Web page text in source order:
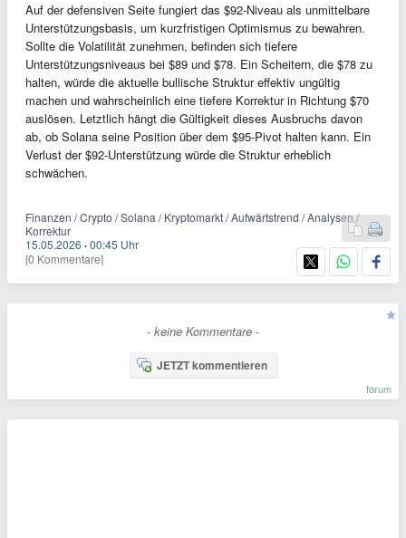
Auf der defensiven Seite fungiert das $92-Niveau als unmittelbare
Unterstützungsbasis, um kurzfristigen Optimismus zu bewahren.
Sollte die Volatilität zunehmen, befinden sich tiefere
Unterstützungsniveaus bei $89 und $78. Ein Scheitern, die $78 zu
halten, würde die aktuelle bullische Struktur effektiv ungültig
machen und wahrscheinlich eine tiefere Korrektur in Richtung $70
auslösen. Letztlich hängt die Gültigkeit dieses Ausbruchs davon
ab, ob Solana seine Position über dem $95-Pivot halten kann. Ein
Verlust der $92-Unterstützung würde die Struktur erheblich
schwächen.
Finanzen / Crypto / Solana / Kryptomarkt / Aufwärtstrend / Analysen /
Korrektur
15.05.2026 ·00:45 Uhr
[0 Kommentare]
- keine Kommentare -
JETZT kommentieren
forum